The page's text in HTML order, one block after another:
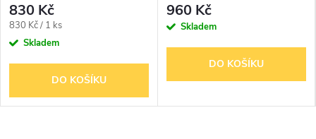
830 Kč
Měrná
cena:
830 Kč / 1 ks
Skladem
DO KOŠÍKU
960 Kč
Skladem
DO KOŠÍKU